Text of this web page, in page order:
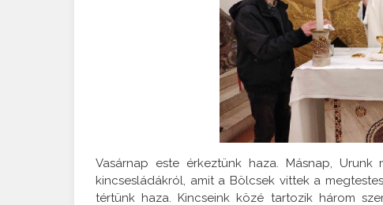
Vasárnap este érkeztünk haza. Másnap,
kincsesládákról, amit a Bölcsek vittek a
tértünk haza. Kincseink közé tartozik három